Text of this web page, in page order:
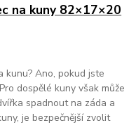
na kuny 82×17×20
kunu? Ano, pokud jste
dospělé kuny však může
spadnout na záda a
je bezpečnější zvolit